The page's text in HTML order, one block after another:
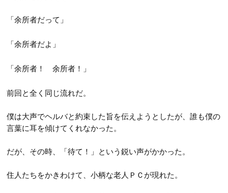
「余所者だって」
「余所者だよ」
「余所者！ 余所者！」
前回と全く同じ流れだ。
僕は大声でヘルバと約束した旨を伝えようとしたが、誰も僕の
言葉に耳を傾けてくれなかった。
だが、その時、「待て！」という鋭い声がかかった。
住人たちをかきわけて、小柄な老人ＰＣが現れた。